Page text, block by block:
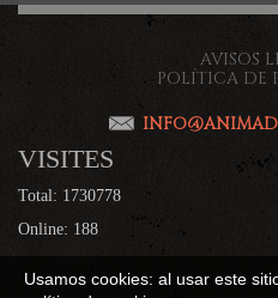
AVISOS
POLÍTICA DE
VISITES
Total: 1730778
Online: 188
Usamos cookies: al usar este